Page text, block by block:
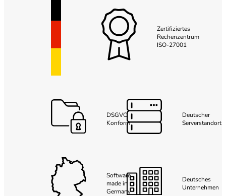
Zertifiziertes
Rechenzentrum
ISO-27001
DSGVO
Konform
Deutscher
Serverstandort
Software
made in
Germany
Deutsches
Unternehmen